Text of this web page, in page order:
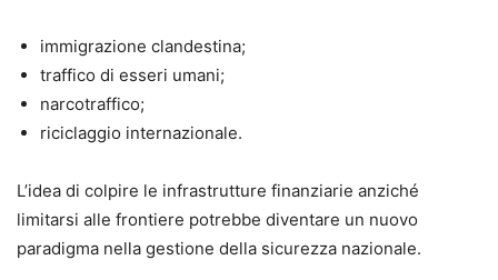
immigrazione clandestina;
traffico di esseri umani;
narcotraffico;
riciclaggio internazionale.
L’idea di colpire le infrastrutture finanziarie anziché
limitarsi alle frontiere potrebbe diventare un nuovo
paradigma nella gestione della sicurezza nazionale.